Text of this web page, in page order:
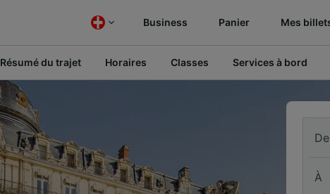
Business Panier Mes
Résumé du trajet Horaires Classes Services à bord
De
À